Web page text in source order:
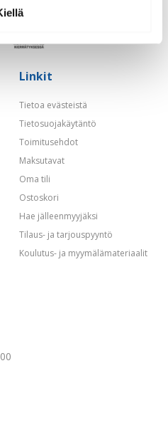
Linkit
Tietoa evästeistä
Tietosuojakäytäntö
Toimitusehdot
Maksutavat
Oma tili
Ostoskori
Hae jälleenmyyjäksi
Tilaus- ja tarjouspyyntö
Koulutus- ja myymälämateriaalit